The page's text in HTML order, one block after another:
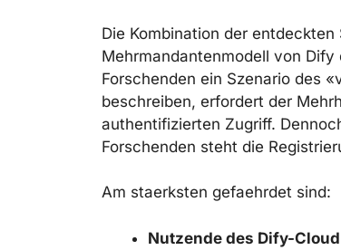
Die Kombination der
Mehrmandantenmodell von
Forschenden ein Szenario des
beschreiben, erfordert der
authentifizierten Zugriff.
Forschenden steht die
Am staerksten gefaehrdet sind:
Nutzende des Dify-